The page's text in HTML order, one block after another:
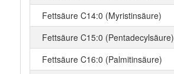
Fettsäure C14:0 (Myristinsäure)
Fettsäure C15:0 (Pentadecylsäure)
Fettsäure C16:0 (Palmitinsäure)